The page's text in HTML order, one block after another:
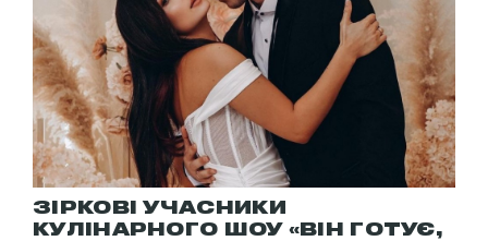
ЗІРКОВІ УЧАСНИКИ
КУЛІНАРНОГО ШОУ «ВІН ГОТУЄ,